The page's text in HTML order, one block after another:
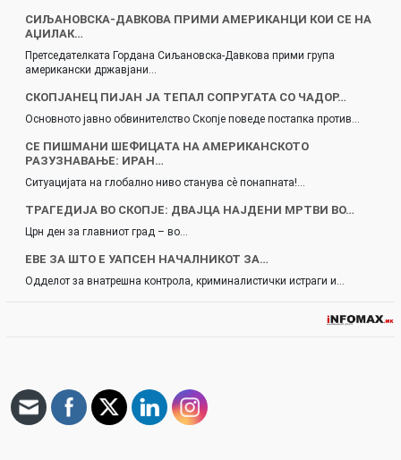
СИЉАНОВСКА-ДАВКОВА ПРИМИ АМЕРИКАНЦИ КОИ СЕ НА
АЏИЛАК…
Претседателката Гордана Сиљановска-Давкова прими група
американски државјани…
СКОПЈАНЕЦ ПИЈАН ЈА ТЕПАЛ СОПРУГАТА СО ЧАДОР…
Основното јавно обвинителство Скопје поведе постапка против…
СЕ ПИШМАНИ ШЕФИЦАТА НА АМЕРИКАНСКОТО
РАЗУЗНАВАЊЕ: ИРАН…
Ситуацијата на глобално ниво станува сè понапната!…
TРАГЕДИЈА ВО СКОПЈЕ: ДВАЈЦА НАЈДЕНИ МРТВИ ВО…
Црн ден за главниот град – во…
ЕВЕ ЗА ШТО Е УАПСЕН НАЧАЛНИКОТ ЗА…
Одделот за внатрешна контрола, криминалистички истраги и…